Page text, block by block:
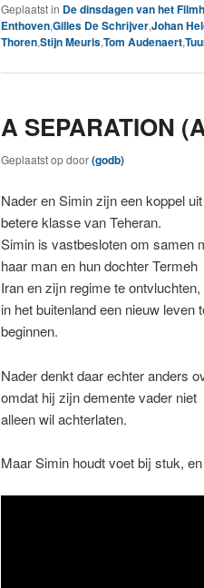
Geplaatst in De dinsdagen van het
Enthoven,Gilles De Schrijver,Johan
Thoren,Stijn Meuris,Tom Audenaert,
A SEPARATION
Geplaatst opdoor(godb)
Nader en Simin zijn een koppel
betere klasse van Teheran.
Simin is vastbesloten om samen
haar man en hun dochter Termeh
Iran en zijn regime te ontvluchten,
in het buitenland een nieuw leven
beginnen.
Nader denkt daar echter anders
omdat hij zijn demente vader niet
alleen wil achterlaten.
Maar Simin houdt voet bij stuk,